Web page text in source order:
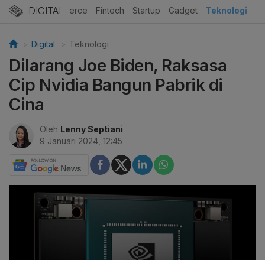
DIGITAL
E-Commerce Fintech Startup Gadget Teknologi
Digital Teknologi
Dilarang Joe Biden, Raksasa
Cip Nvidia Bangun Pabrik di
Cina
Oleh Lenny Septiani
9 Januari 2024, 12:45